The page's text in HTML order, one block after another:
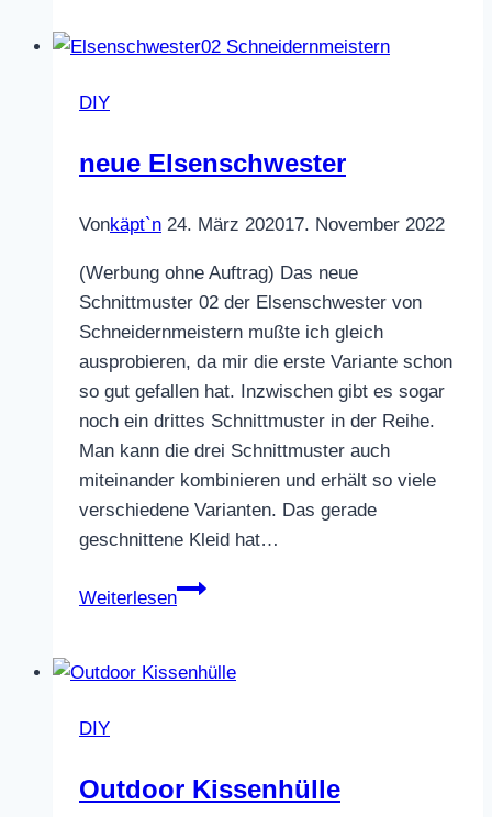
DIY
neue Elsenschwester
Vonkäpt`n 24. März 202017. November 2022
(Werbung ohne Auftrag) Das neue
Schnittmuster 02 der Elsenschwester von
Schneidernmeistern mußte ich gleich
ausprobieren, da mir die erste Variante schon
so gut gefallen hat. Inzwischen gibt es sogar
noch ein drittes Schnittmuster in der Reihe.
Man kann die drei Schnittmuster auch
miteinander kombinieren und erhält so viele
verschiedene Varianten. Das gerade
geschnittene Kleid hat…
Weiterlesen
neue
DIY
Outdoor Kissenhülle